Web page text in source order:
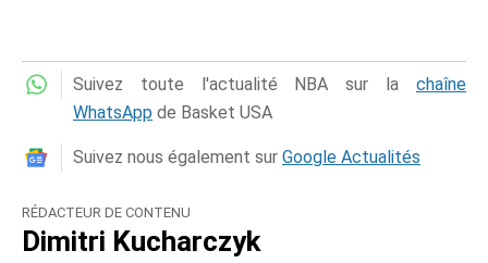
Suivez toute l'actualité NBA sur la chaîne
WhatsApp de Basket USA
Suivez nous également sur Google Actualités
RÉDACTEUR DE CONTENU
Dimitri Kucharczyk